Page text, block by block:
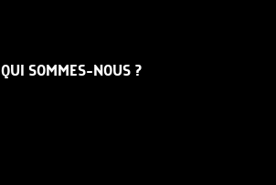
QUI SOMMES-NOUS ?